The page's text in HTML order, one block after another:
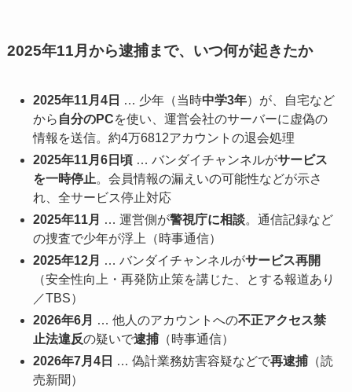
2025年11月から逮捕まで、いつ何が起きたか
2025年11月4日 … 少年（当時中学3年）が、自宅など
から 自分のPCを使い、運営会社のサーバーに虚偽の
情報を送信。約4万6812アカウントの退会処理
2025年11月6日頃… バンダイチャンネルがサービス
を一時停止。会員情報の漏えいの可能性などが示さ
れ、全サービス停止対応
2025年11月 … 運営側が警視庁に相談。通信記録など
の捜査で少年が浮上（時事通信）
2025年12月 … バンダイチャンネルがサービス再開
（安全性向上・再発防止策を講じた、とする報道あり
／TBS）
2026年6月 … 他人のアカウントへの不正アクセス禁
止法違反の疑いで逮捕（時事通信）
2026年7月4日 … 偽計業務妨害容疑などで再逮捕（読
売新聞）